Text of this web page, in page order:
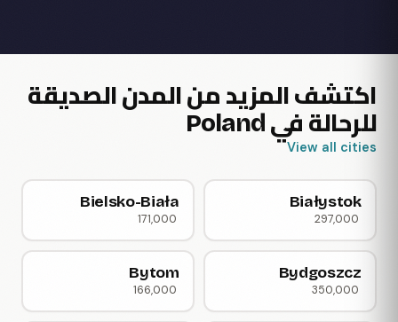
اكتشف المزيد من المدن الصديقة
للرحالة في Poland
View all cities
Białystok
297,000
Bielsko-Biała
171,000
Bydgoszcz
350,000
Bytom
166,000